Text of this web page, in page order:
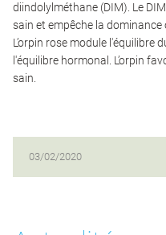
diindolylméthane (DIM). Le
sain et empêche la dominance
L’orpin rose module l'équilibre
l'équilibre hormonal. L’orpin
sain.
03/02/2020